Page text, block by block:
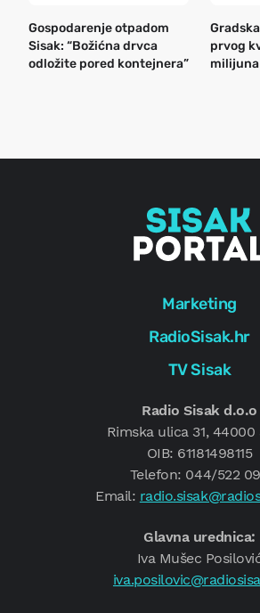
Gospodarenje otpadom
Sisak: “Božićna drvca
odložite pored kontejnera”
prvog
Marketing
RadioSisak.hr
TV Sisak
Radio Sisak d.o.o
Rimska ulica 31, 44000
OIB: 61181498115
Telefon: 044/522
Email:
Glavna urednica:
Iva Mušec